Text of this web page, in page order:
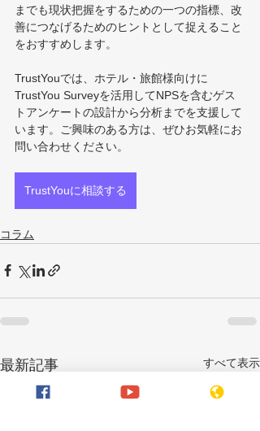
までも現状把握をするための一つの指標、改
善につなげるためのヒントとして捉えること
をおすすめします。
TrustYouでは、ホテル・旅館様向けに
TrustYou Surveyを活用してNPSを含むゲス
トアンケートの設計から分析までを支援して
います。ご興味のある方は、ぜひお気軽にお
問い合わせください。
TrustYouに相談する
コラム
最新記事 すべて表示